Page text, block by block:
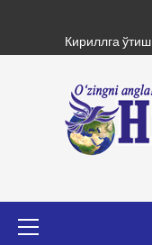
content
Кириллга ўтиш